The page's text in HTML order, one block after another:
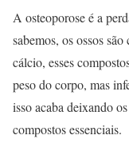
A osteoporose é a
sabemos, os ossos
cálcio, esses
peso do corpo, mas
isso acaba deixando
compostos essenciais.